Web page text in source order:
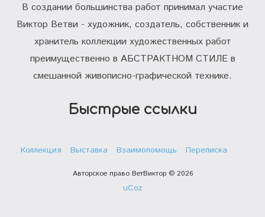
В создании большинства работ принимал участие
Виктор Ветви - художник, создатель, собственник и
хранитель коллекции художественных работ
преимущественно в АБСТРАКТНОМ СТИЛЕ в
смешанной живописно-графической технике.
Быстрые ссылки
Коллекция Выставка Взаимопомощь Переписка
Авторское право ВетВиктор © 2026
uCoz